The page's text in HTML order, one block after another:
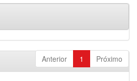
Anterior 1 Próximo